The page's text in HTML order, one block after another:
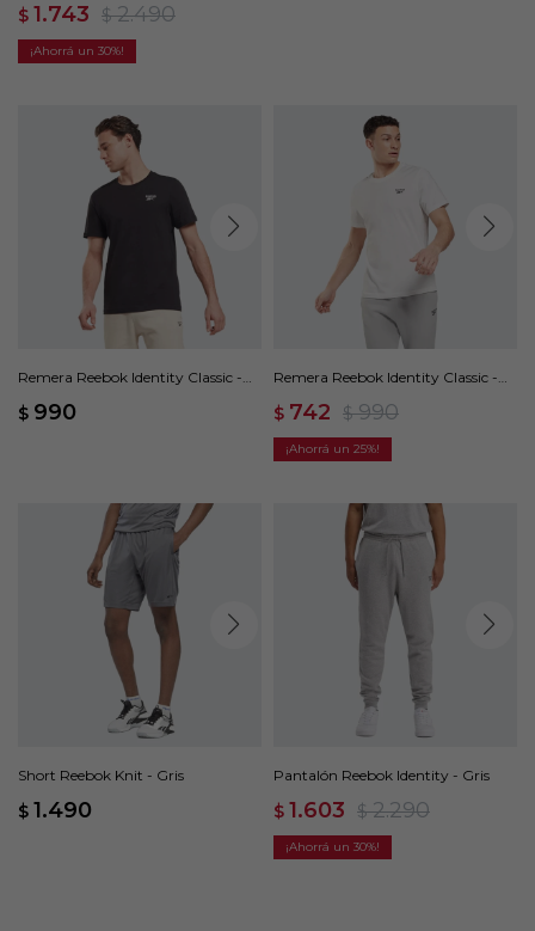
$ 1.743 $ 2.490
30
Remera Reebok Identity Classic -
$ 990
Remera Reebok Identity Classic -
$ 742 $ 990
25
Short Reebok Knit - Gris
$ 1.490
Pantalón Reebok Identity - Gris
$ 1.603 $ 2.290
30